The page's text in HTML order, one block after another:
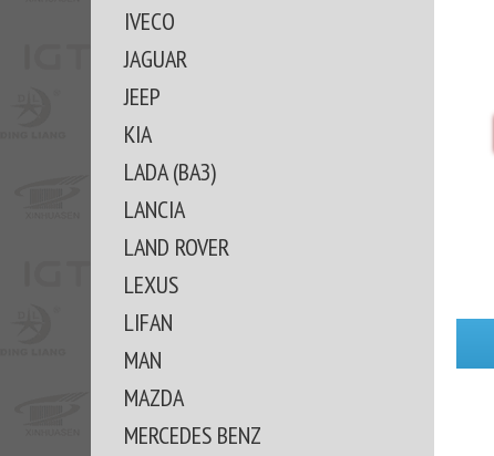
IVECO
JAGUAR
JEEP
KIA
LADA (ВАЗ)
LANCIA
LAND ROVER
LEXUS
LIFAN
MAN
MAZDA
MERCEDES BENZ